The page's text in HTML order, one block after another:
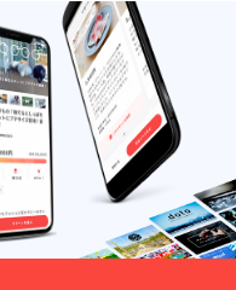
（※体験
人数：1
日最大6
名様ま
で） ・
体験に
含まれ
るも
の：茶
摘み、
茶畑散
策、茶
工場見
学、茶
お届け
時期：
2022年
5月頃
・その
他費
用：和
束町ま
での交
通費は
実費負
担とな
りま
す。